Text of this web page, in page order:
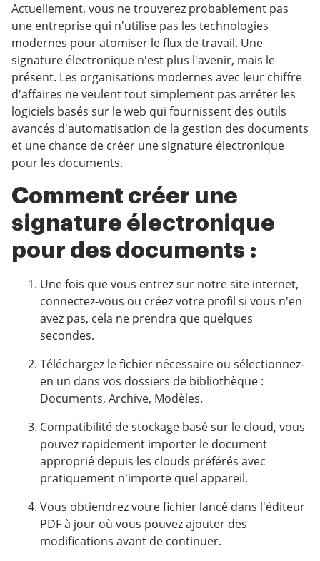
Actuellement, vous ne trouverez probablement pas
une entreprise qui n'utilise pas les technologies
modernes pour atomiser le flux de travail. Une
signature électronique n'est plus l'avenir, mais le
présent. Les organisations modernes avec leur chiffre
d'affaires ne veulent tout simplement pas arrêter les
logiciels basés sur le web qui fournissent des outils
avancés d'automatisation de la gestion des documents
et une chance de créer une signature électronique
pour les documents.
Comment créer une
signature électronique
pour des documents :
Une fois que vous entrez sur notre site internet,
connectez-vous ou créez votre profil si vous n'en
avez pas, cela ne prendra que quelques
secondes.
Téléchargez le fichier nécessaire ou sélectionnez-
en un dans vos dossiers de bibliothèque :
Documents, Archive, Modèles.
Compatibilité de stockage basé sur le cloud, vous
pouvez rapidement importer le document
approprié depuis les clouds préférés avec
pratiquement n'importe quel appareil.
Vous obtiendrez votre fichier lancé dans l'éditeur
PDF à jour où vous pouvez ajouter des
modifications avant de continuer.